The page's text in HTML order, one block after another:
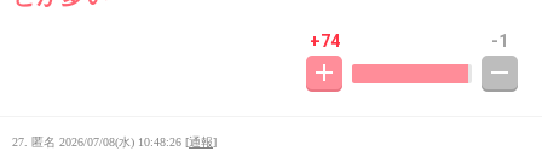
+74 -1
27. 匿名 2026/07/08(水) 10:48:26 [通報]